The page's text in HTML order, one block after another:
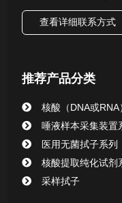
唾液样本采集装置系列
清洁验证棉签系列
动物检测试剂
查看详细联系方式
推荐产品分类
核酸（DNA或
唾液样本采集装置
医用无菌拭子系列
核酸提取纯化试剂
采样拭子